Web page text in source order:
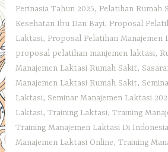
Perinasia Tahun 2025, Pelatihan Rumah
Kesehatan Ibu Dan Bayi, Proposal
Laktasi, Proposal Pelatihan Manajemen
proposal pelatihan manjemen laktasi,
Manajemen Laktasi Rumah Sakit,
Manajemen Laktasi Rumah Sakit,
Laktasi, Seminar Manajemen Laktasi
Laktasi,Training Laktasi,Training
Training Manajemen Laktasi Di Indonesia
Manajemen Laktasi Online,Training